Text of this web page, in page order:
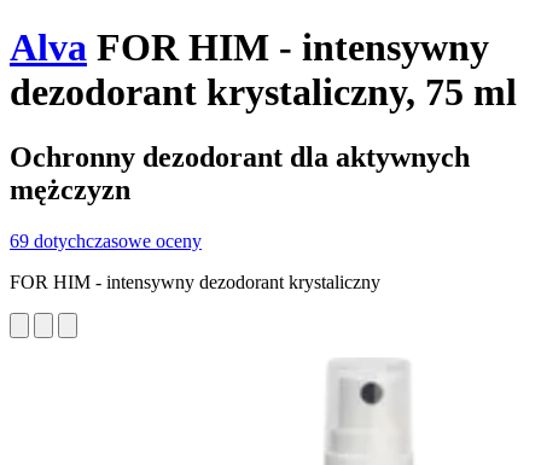
Alva FOR HIM - intensywny
dezodorant krystaliczny, 75 ml
Ochronny dezodorant dla aktywnych
mężczyzn
69 dotychczasowe oceny
FOR HIM - intensywny dezodorant krystaliczny